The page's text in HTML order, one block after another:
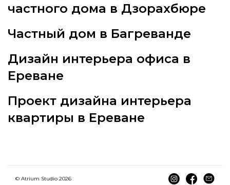
частного дома в Дзорахбюре
Частный дом в Багреванде
Дизайн интерьера офиса в
Ереване
Проект дизайна интерьера
квартиры в Ереване
© Atrium Studio 2026